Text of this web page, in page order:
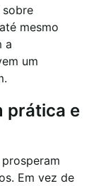
sobre
mesmo
a
um
prática e
Em vez de